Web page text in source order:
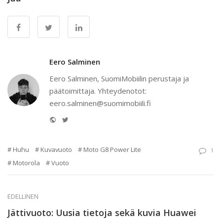
Eero Salminen
Eero Salminen, SuomiMobiilin perustaja ja
päätoimittaja. Yhteydenotot:
eero.salminen@suomimobiili.fi
Website
Huhu Kuvavuoto
Moto G8 Power Lite
Motorola
Vuoto
1
EDELLINEN
Jättivuoto: Uusia tietoja sekä kuvia Huawei